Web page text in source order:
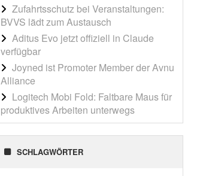
Zufahrtsschutz bei Veranstaltungen:
BVVS lädt zum Austausch
Aditus Evo jetzt offiziell in Claude
verfügbar
Joyned ist Promoter Member der Avnu
Alliance
Logitech Mobi Fold: Faltbare Maus für
produktives Arbeiten unterwegs
SCHLAGWÖRTER